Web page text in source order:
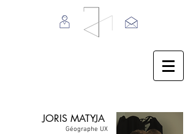
JORIS MATYJA
Géographe UX